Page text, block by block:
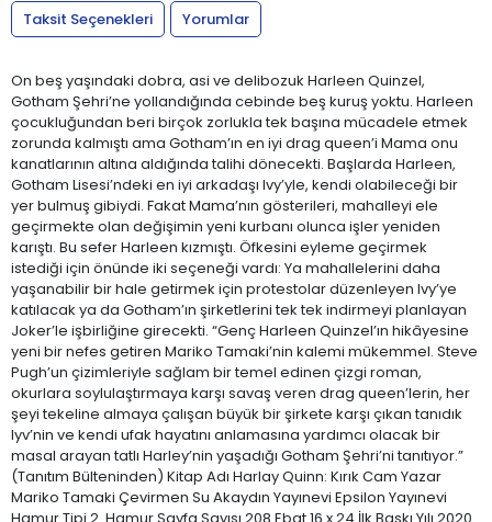
Taksit Seçenekleri
Yorumlar
On beş yaşındaki dobra, asi ve delibozuk Harleen Quinzel,
Gotham Şehri’ne yollandığında cebinde beş kuruş yoktu. Harleen
çocukluğundan beri birçok zorlukla tek başına mücadele etmek
zorunda kalmıştı ama Gotham’ın en iyi drag queen’i Mama onu
kanatlarının altına aldığında talihi dönecekti. Başlarda Harleen,
Gotham Lisesi’ndeki en iyi arkadaşı Ivy’yle, kendi olabileceği bir
yer bulmuş gibiydi. Fakat Mama’nın gösterileri, mahalleyi ele
geçirmekte olan değişimin yeni kurbanı olunca işler yeniden
karıştı. Bu sefer Harleen kızmıştı. Öfkesini eyleme geçirmek
istediği için önünde iki seçeneği vardı: Ya mahallelerini daha
yaşanabilir bir hale getirmek için protestolar düzenleyen Ivy’ye
katılacak ya da Gotham’ın şirketlerini tek tek indirmeyi planlayan
Joker’le işbirliğine girecekti. “Genç Harleen Quinzel’ın hikâyesine
yeni bir nefes getiren Mariko Tamaki’nin kalemi mükemmel. Steve
Pugh’un çizimleriyle sağlam bir temel edinen çizgi roman,
okurlara soylulaştırmaya karşı savaş veren drag queen’lerin, her
şeyi tekeline almaya çalışan büyük bir şirkete karşı çıkan tanıdık
Iyv’nin ve kendi ufak hayatını anlamasına yardımcı olacak bir
masal arayan tatlı Harley’nin yaşadığı Gotham Şehri’ni tanıtıyor.”
(Tanıtım Bülteninden) Kitap Adı Harlay Quinn: Kırık Cam Yazar
Mariko Tamaki Çevirmen Su Akaydın Yayınevi Epsilon Yayınevi